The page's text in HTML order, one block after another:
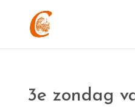
3e zondag